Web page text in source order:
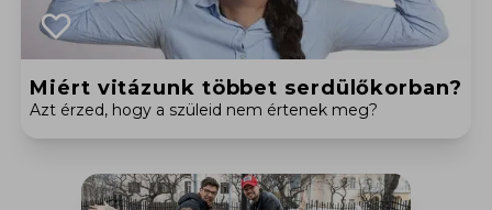
Miért vitázunk többet serdülőkorban?
Azt érzed, hogy a szüleid nem értenek meg?